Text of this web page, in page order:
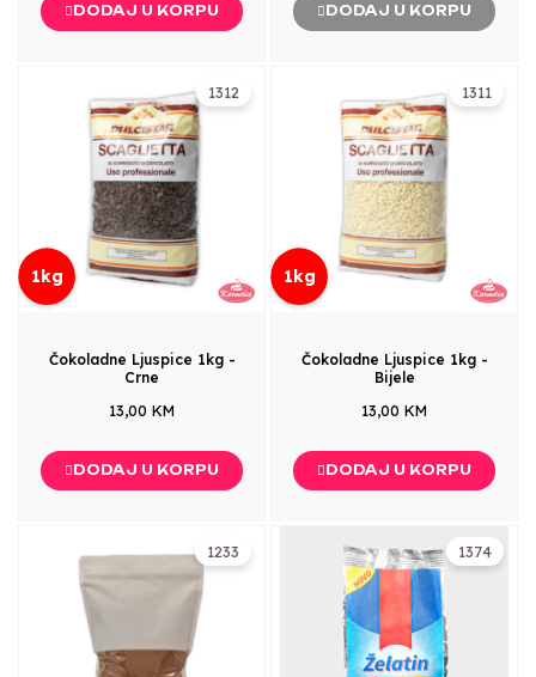
DODAJ U KORPU DODAJ U KORPU
1312
1kg
Čokoladne Ljuspice 1kg -
Crne
13,00 KM
DODAJ U KORPU
1311
1kg
Čokoladne Ljuspice 1kg -
Bijele
13,00 KM
DODAJ U KORPU
1233 1374